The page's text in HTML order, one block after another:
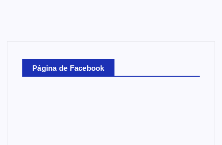
Página de Facebook